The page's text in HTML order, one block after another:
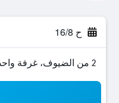
ح 16/8
2 من الضيوف، غرفة واحدة